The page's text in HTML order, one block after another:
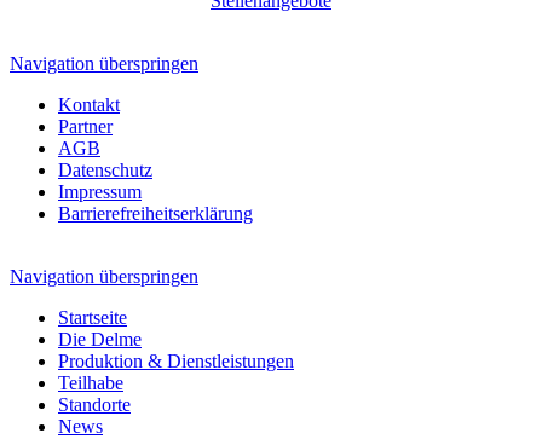
Navigation überspringen
Kontakt
Partner
AGB
Datenschutz
Impressum
Barrierefreiheitserklärung
Navigation überspringen
Startseite
Die Delme
Produktion & Dienstleistungen
Teilhabe
Standorte
News